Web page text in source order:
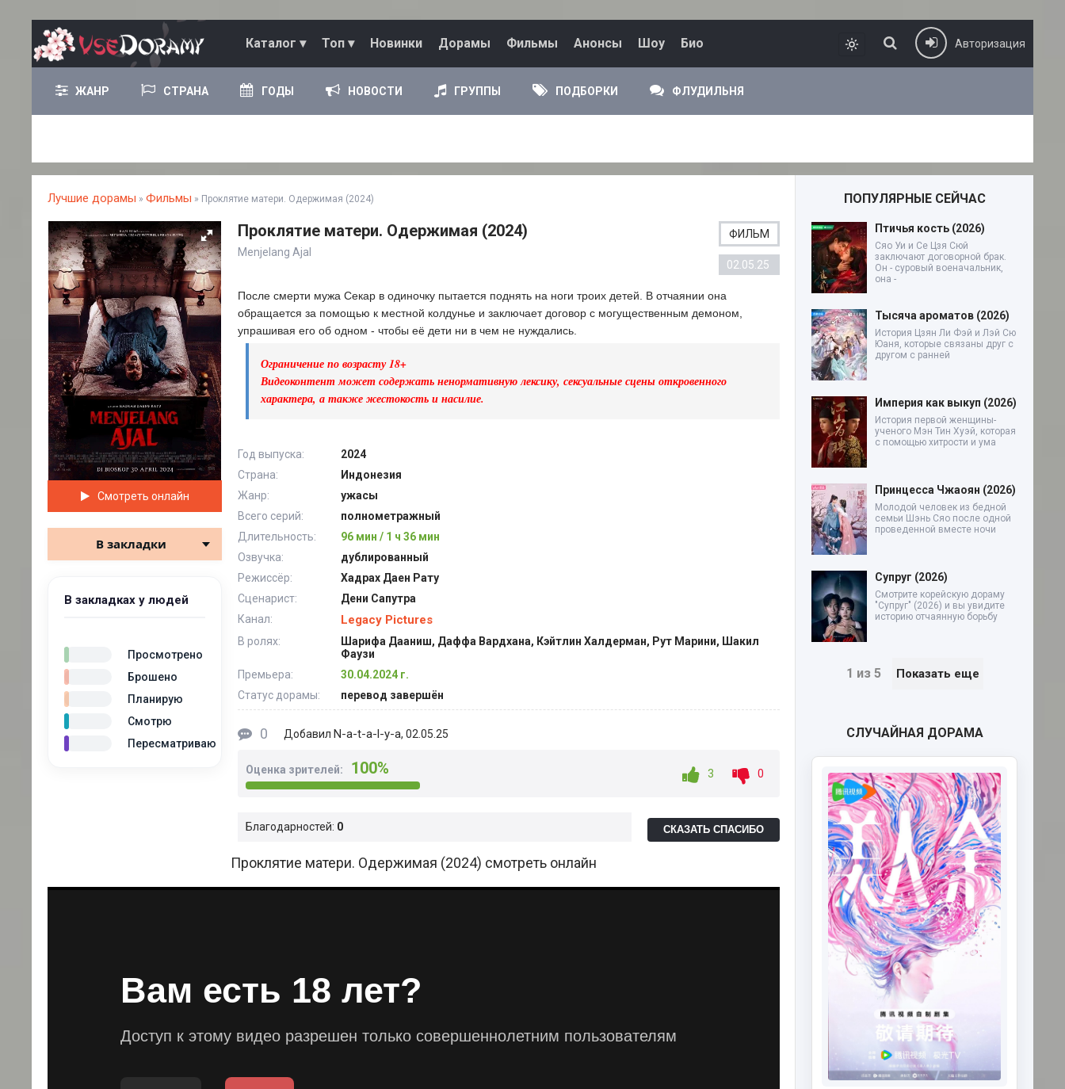
Каталог ▾ Топ ▾ Новинки Дорамы Фильмы Анонсы Шоу Био Авторизация
ЖАНР СТРАНА ГОДЫ НОВОСТИ ГРУППЫ ПОДБОРКИ ФЛУДИЛЬНЯ
Лучшие дорамы » Фильмы » Проклятие матери. Одержимая (2024)
Смотреть онлайн
В закладки
В закладках у людей
Просмотрено
Брошено
Планирую
Смотрю
Пересматриваю
Проклятие матери. Одержимая (2024)
Menjelang Ajal
ФИЛЬМ
02.05.25
После смерти мужа Секар в одиночку пытается поднять на ноги троих детей. В отчаянии она
обращается за помощью к местной колдунье и заключает договор с могущественным демоном,
упрашивая его об одном - чтобы её дети ни в чем не нуждались.
Ограничение по возрасту 18+
Видеоконтент может содержать ненормативную лексику, сексуальные сцены откровенного
характера, а также жестокость и насилие.
Год выпуска:
2024
Страна:
Индонезия
Жанр:
ужасы
Всего серий:
полнометражный
Длительность:
96 мин / 1 ч 36 мин
Озвучка:
дублированный
Режиссёр:
Хадрах Даен Рату
Сценарист:
Дени Сапутра
Канал:
Legacy Pictures
В ролях:
Шарифа Дааниш, Даффа Вардхана, Кэйтлин Халдерман, Рут Марини, Шакил
Фаузи
Премьера:
30.04.2024 г.
Статус дорамы:
перевод завершён
0 Добавил N-a-t-a-l-y-a, 02.05.25
Оценка зрителей: 100% 3 0
Благодарностей: 0 СКАЗАТЬ СПАСИБО
Проклятие матери. Одержимая (2024) смотреть онлайн
ПОПУЛЯРНЫЕ СЕЙЧАС
Птичья кость (2026)
Сяо Уи и Се Цзя Сюй
заключают договорной брак.
Он - суровый военачальник,
она -
Тысяча ароматов (2026)
История Цзян Ли Фэй и Лэй Сю
Юаня, которые связаны друг с
другом с ранней
Империя как выкуп (2026)
История первой женщины-
ученого Мэн Тин Хуэй, которая
с помощью хитрости и ума
Принцесса Чжаоян (2026)
Молодой человек из бедной
семьи Шэнь Сяо после одной
проведенной вместе ночи
Супруг (2026)
Смотрите корейскую дораму
"Супруг" (2026) и вы увидите
историю отчаянную борьбу
1 из 5 Показать еще
СЛУЧАЙНАЯ ДОРАМА